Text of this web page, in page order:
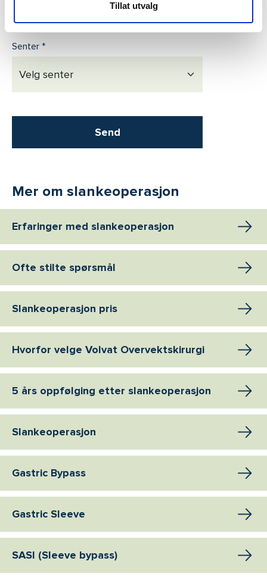
Tillat utvalg
Senter
Send
Mer om slankeoperasjon
Erfaringer med slankeoperasjon
Ofte stilte spørsmål
Slankeoperasjon pris
Hvorfor velge Volvat Overvektskirurgi
5 års oppfølging etter slankeoperasjon
Slankeoperasjon
Gastric Bypass
Gastric Sleeve
SASI (Sleeve bypass)